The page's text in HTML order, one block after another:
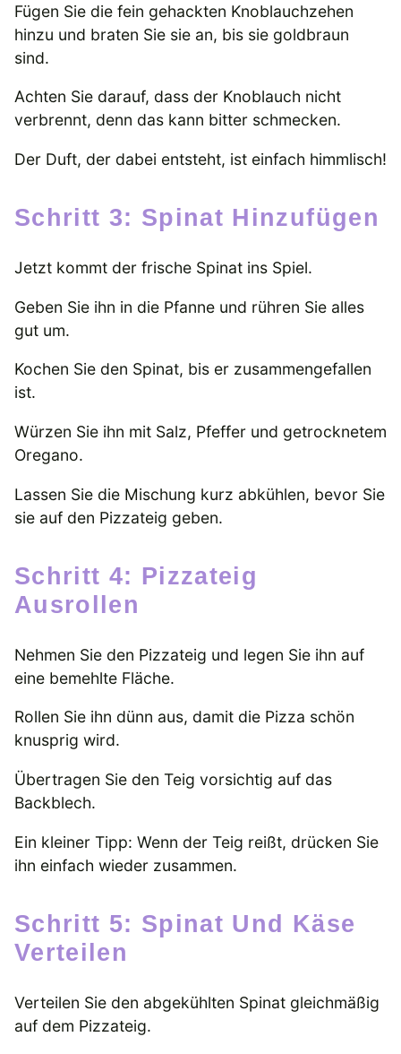
Fügen Sie die fein gehackten Knoblauchzehen
hinzu und braten Sie sie an, bis sie goldbraun
sind.
Achten Sie darauf, dass der Knoblauch nicht
verbrennt, denn das kann bitter schmecken.
Der Duft, der dabei entsteht, ist einfach himmlisch!
Schritt 3: Spinat Hinzufügen
Jetzt kommt der frische Spinat ins Spiel.
Geben Sie ihn in die Pfanne und rühren Sie alles
gut um.
Kochen Sie den Spinat, bis er zusammengefallen
ist.
Würzen Sie ihn mit Salz, Pfeffer und getrocknetem
Oregano.
Lassen Sie die Mischung kurz abkühlen, bevor Sie
sie auf den Pizzateig geben.
Schritt 4: Pizzateig
Ausrollen
Nehmen Sie den Pizzateig und legen Sie ihn auf
eine bemehlte Fläche.
Rollen Sie ihn dünn aus, damit die Pizza schön
knusprig wird.
Übertragen Sie den Teig vorsichtig auf das
Backblech.
Ein kleiner Tipp: Wenn der Teig reißt, drücken Sie
ihn einfach wieder zusammen.
Schritt 5: Spinat Und Käse
Verteilen
Verteilen Sie den abgekühlten Spinat gleichmäßig
auf dem Pizzateig.